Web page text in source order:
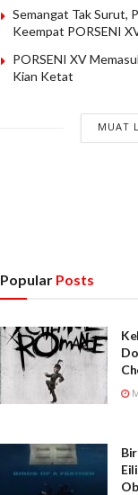
Semangat Tak Surut,
Keempat PORSENI
PORSENI XV
Kian Ketat
MUAT
Popular Posts